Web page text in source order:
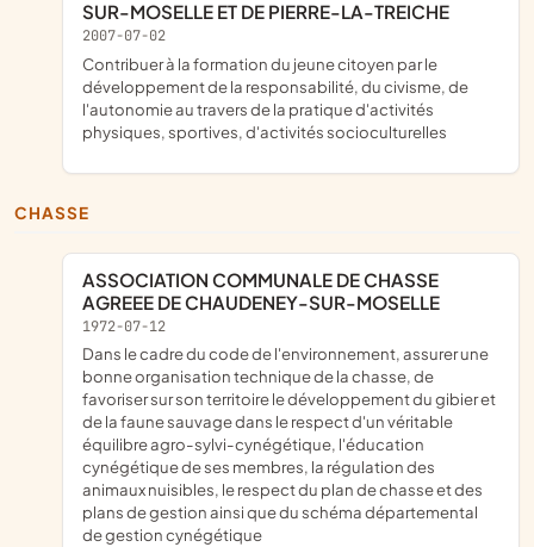
SUR-MOSELLE ET DE PIERRE-LA-TREICHE
2007-07-02
contribuer à la formation du jeune citoyen par le
développement de la responsabilité, du civisme, de
l'autonomie au travers de la pratique d'activités
physiques, sportives, d'activités socioculturelles
CHASSE
ASSOCIATION COMMUNALE DE CHASSE
AGREEE DE CHAUDENEY-SUR-MOSELLE
1972-07-12
dans le cadre du code de l'environnement, assurer une
bonne organisation technique de la chasse, de
favoriser sur son territoire le développement du gibier et
de la faune sauvage dans le respect d'un véritable
équilibre agro-sylvi-cynégétique, l'éducation
cynégétique de ses membres, la régulation des
animaux nuisibles, le respect du plan de chasse et des
plans de gestion ainsi que du schéma départemental
de gestion cynégétique